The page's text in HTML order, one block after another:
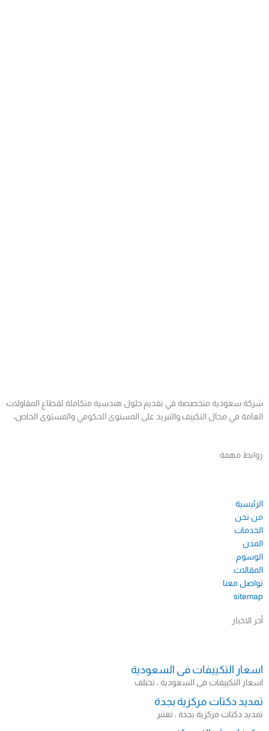
شركة سعودية متخصصة في تقديم حلول هندسية متكاملة لقطاع المقاولات
العامة في مجال التكييف والتبريد على المستوى الحكومي والمستوى الخاص،
روابط مهمة
الرئيسية
من نحن
الخدمات
المدن
الوسوم
المقالات
تواصل معنا
sitemap​
أخر الاخبار
اسعار التكييفات فى السعودية
اسعار التكييفات فى السعودية ، تختلف
تمديد دكتات مركزية بجدة
تمديد دكتات مركزية بجدة ، تعتبر